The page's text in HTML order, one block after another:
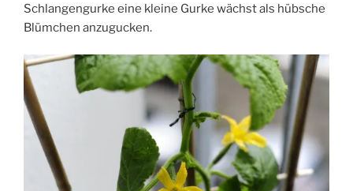
Schlangengurke eine kleine Gurke wächst als hübsche
Blümchen anzugucken.